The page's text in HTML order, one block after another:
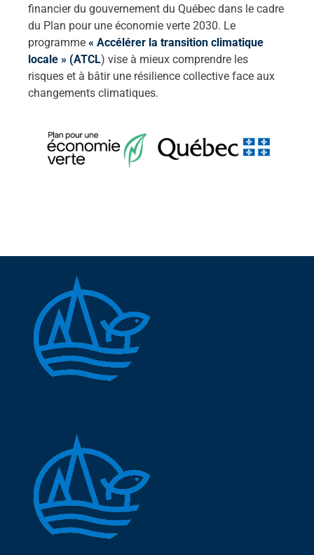
financier du gouvernement du Québec dans le cadre
du Plan pour une économie verte 2030. Le
programme « Accélérer la transition climatique
locale » (ATCL) vise à mieux comprendre les
risques et à bâtir une résilience collective face aux
changements climatiques.